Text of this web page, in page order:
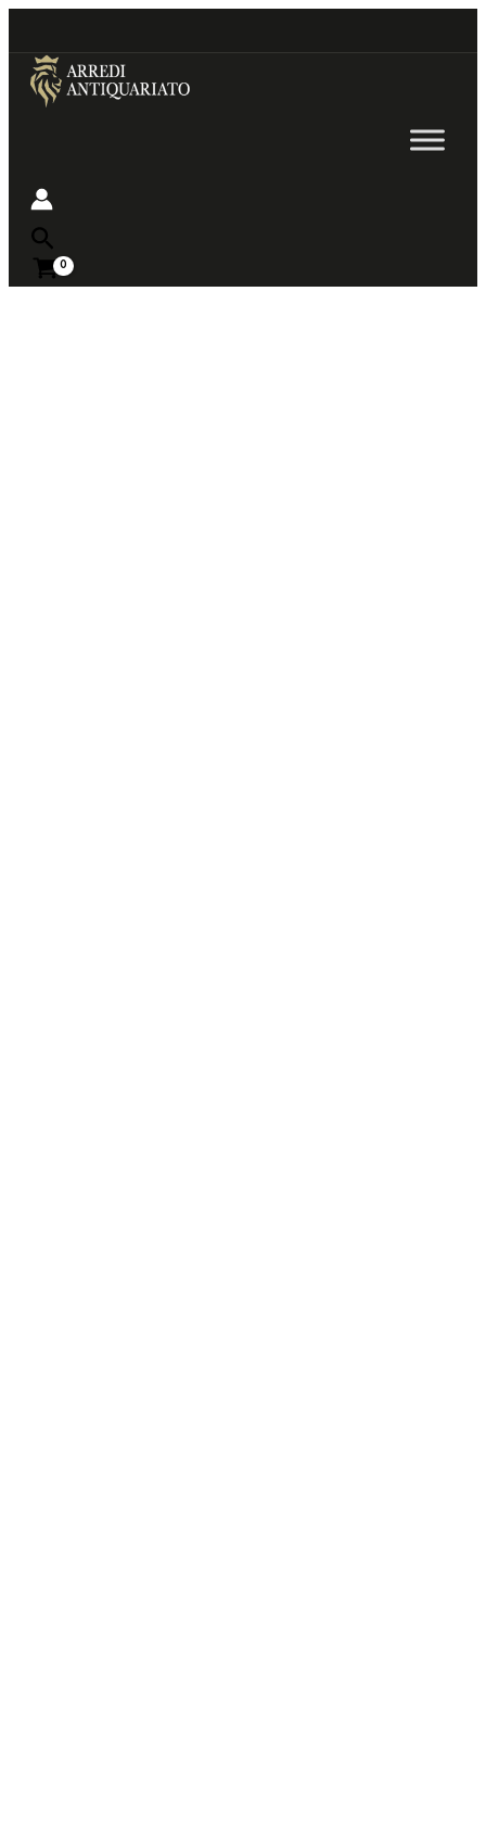
to
content
Near